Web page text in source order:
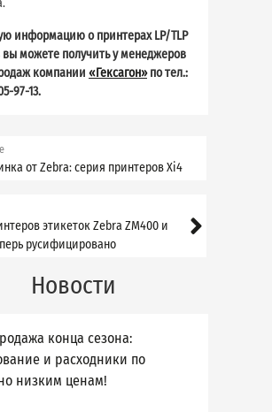
информацию о принтерах LP/TLP
вы можете получить у менеджеров
компании «Гексагон»по тел.:
97-13.
от Zebra: серия принтеров Xi4
этикеток Zebra ZM400 и
русифицировано
Новости
конца сезона:
и расходники по
низким ценам!